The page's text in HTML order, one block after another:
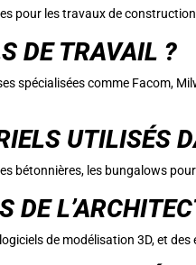
pour les travaux de
DE TRAVAIL ?
spécialisées comme Facom,
UTILISÉS
bétonnières, les bungalows
DE
de modélisation 3D, et